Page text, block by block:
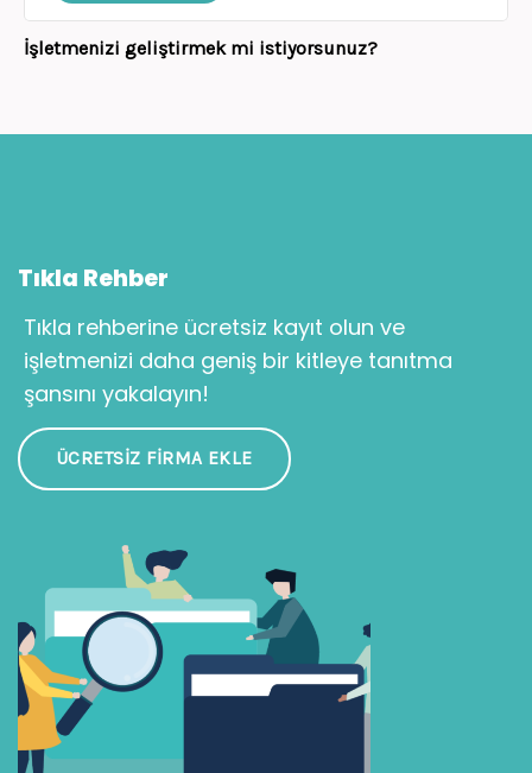
İşletmenizi geliştirmek mi istiyorsunuz?
Tıkla Rehber
Tıkla rehberine ücretsiz kayıt olun ve
işletmenizi daha geniş bir kitleye tanıtma
şansını yakalayın!
ÜCRETSIZ FIRMA EKLE
Beni Hatırla
Parolanızı mı unuttunuz?